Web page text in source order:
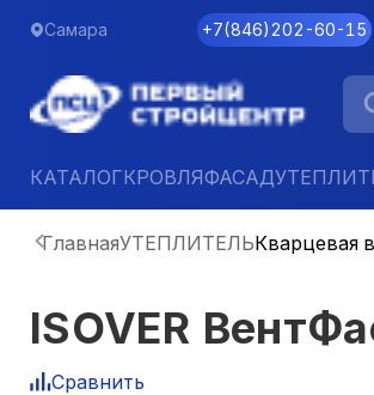
Самара +7(846)202-60-15
КАТАЛОГКРОВЛЯФАСАД
ГлавнаяУТЕПЛИТЕЛЬКварцевая
ISOVER
Сравнить